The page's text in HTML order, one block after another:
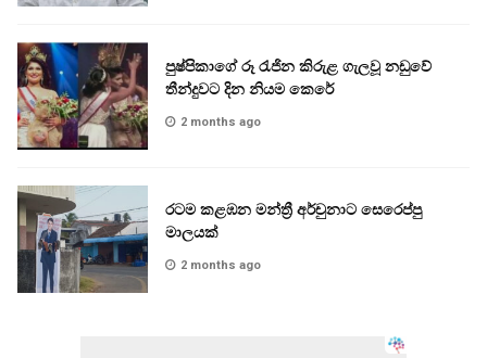
පුෂ්පිකාගේ රූ රැජින කිරුළ ගැලවූ නඩුවේ
තීන්දුවට දින නියම කෙරේ
2 months ago
රටම කළඹන මන්ත්‍රී අර්චුනාට සෙරෙප්පු
මාලයක්
2 months ago